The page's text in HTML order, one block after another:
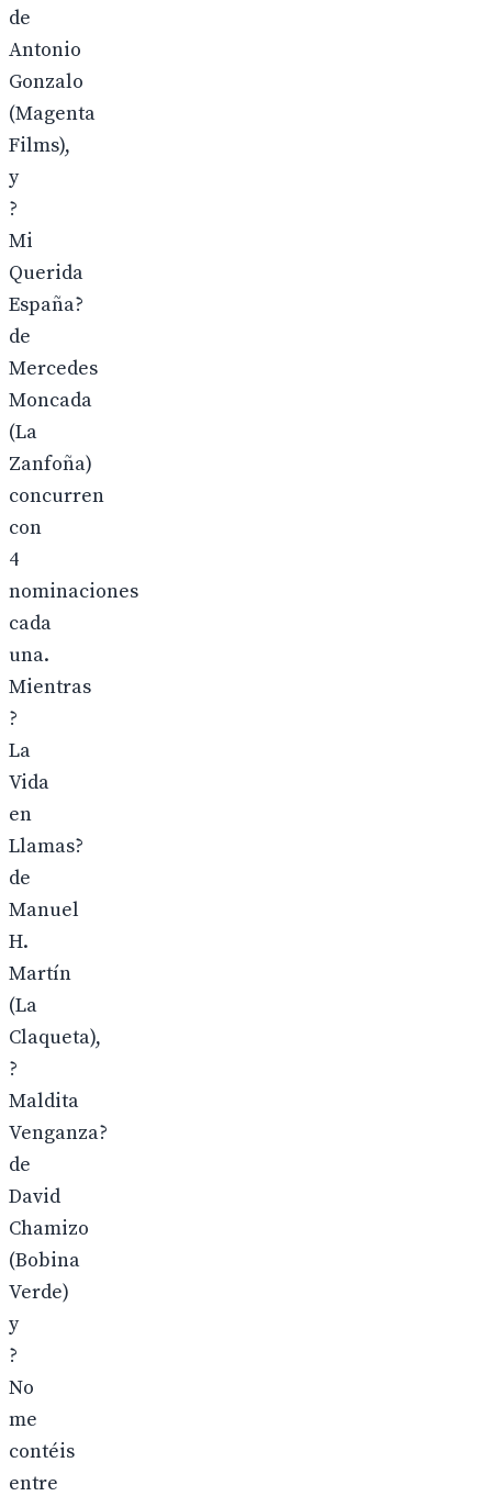
de
Antonio
Gonzalo
(Magenta
Films),
y
?
Mi
Querida
España?
de
Mercedes
Moncada
(La
Zanfoña)
concurren
con
4
nominaciones
cada
una.
Mientras
?
La
Vida
en
Llamas?
de
Manuel
H.
Martín
(La
Claqueta),
?
Maldita
Venganza?
de
David
Chamizo
(Bobina
Verde)
y
?
No
me
contéis
entre